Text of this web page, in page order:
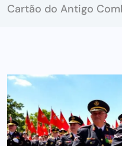
Cartão do Antigo